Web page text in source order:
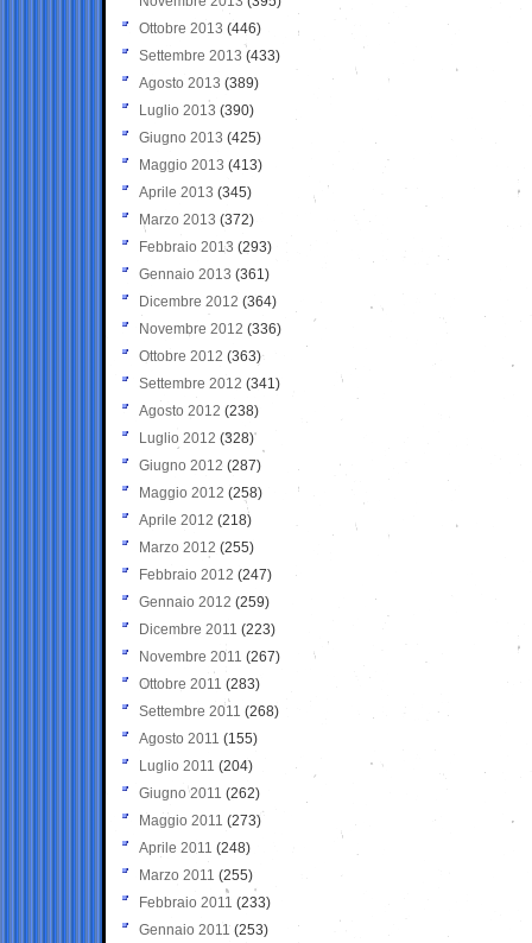
Ottobre 2013 (446)
Settembre 2013 (433)
Agosto 2013 (389)
Luglio 2013 (390)
Giugno 2013 (425)
Maggio 2013 (413)
Aprile 2013 (345)
Marzo 2013 (372)
Febbraio 2013 (293)
Gennaio 2013 (361)
Dicembre 2012 (364)
Novembre 2012 (336)
Ottobre 2012 (363)
Settembre 2012 (341)
Agosto 2012 (238)
Luglio 2012 (328)
Giugno 2012 (287)
Maggio 2012 (258)
Aprile 2012 (218)
Marzo 2012 (255)
Febbraio 2012 (247)
Gennaio 2012 (259)
Dicembre 2011 (223)
Novembre 2011 (267)
Ottobre 2011 (283)
Settembre 2011 (268)
Agosto 2011 (155)
Luglio 2011 (204)
Giugno 2011 (262)
Maggio 2011 (273)
Aprile 2011 (248)
Marzo 2011 (255)
Febbraio 2011 (233)
Gennaio 2011 (253)